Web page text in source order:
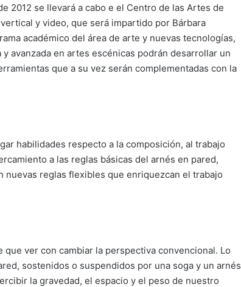
2012 se llevará a cabo e el Centro de las Artes de
y video, que será impartido por Bárbara
académico del área de arte y nuevas tecnologías,
avanzada en artes escénicas podrán desarrollar un
que a su vez serán complementadas con la
habilidades respecto a la composición, al trabajo
a las reglas básicas del arnés en pared,
reglas flexibles que enriquezcan el trabajo
que ver con cambiar la perspectiva convencional. Lo
sostenidos o suspendidos por una soga y un arnés
la gravedad, el espacio y el peso de nuestro